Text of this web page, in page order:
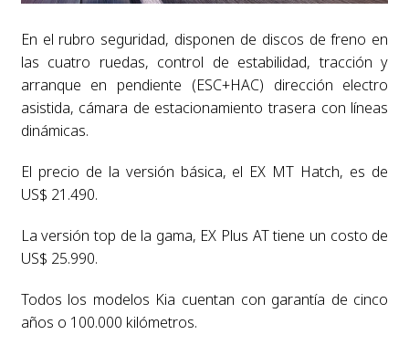
En el rubro seguridad, disponen de discos de freno en
las cuatro ruedas, control de estabilidad, tracción y
arranque en pendiente (ESC+HAC) dirección electro
asistida, cámara de estacionamiento trasera con líneas
dinámicas.
El precio de la versión básica, el EX MT Hatch, es de
US$ 21.490.
La versión top de la gama, EX Plus AT tiene un costo de
US$ 25.990.
Todos los modelos Kia cuentan con garantía de cinco
años o 100.000 kilómetros.